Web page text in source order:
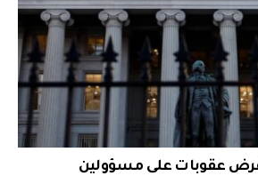
تفرض عقوبات على مسؤولين